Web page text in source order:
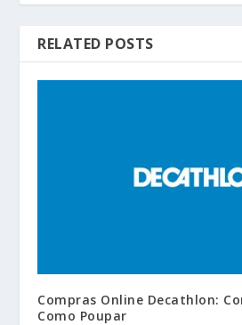
RELATED POSTS
Compras Online Decathlon:
Como Poupar